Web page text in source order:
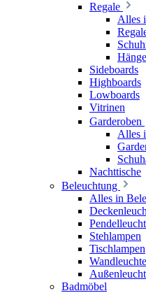
Regale
Alles
Sideboards
Highboards
Lowboards
Vitrinen
Garderoben
Alles
Nachttische
Beleuchtung
Alles in
Stehlampen
Tischlampen
Badmöbel